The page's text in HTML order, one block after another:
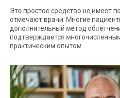
Это простое средство не имеет
отмечают врачи. Многие
дополнительный метод
подтверждается
практическим опытом.